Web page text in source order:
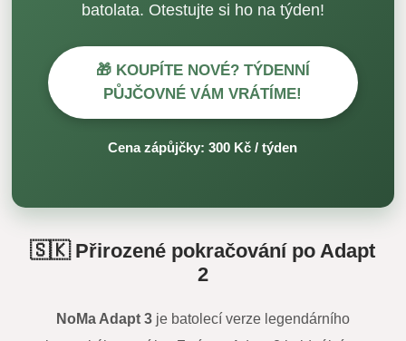
batolata. Otestujte si ho na týden!
🎁 KOUPÍTE NOVÉ? TÝDENNÍ
PŮJČOVNÉ VÁM VRÁTÍME!
Cena zápůjčky: 300 Kč / týden
🇸🇰 Přirozené pokračování po Adapt
2
NoMa Adapt 3je batolecí verze legendárního